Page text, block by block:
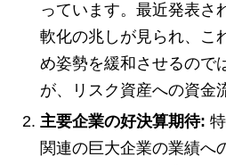
っています。最近発表さ
軟化の兆しが見られ、こ
め姿勢を緩和させるので
が、リスク資産への資金
主要企業の好決算期待:
関連の巨大企業の業績へ